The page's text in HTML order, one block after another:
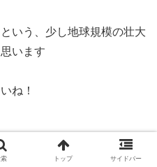
いう、少し地球規模の壮大
います
ね！
トップ サイドバー